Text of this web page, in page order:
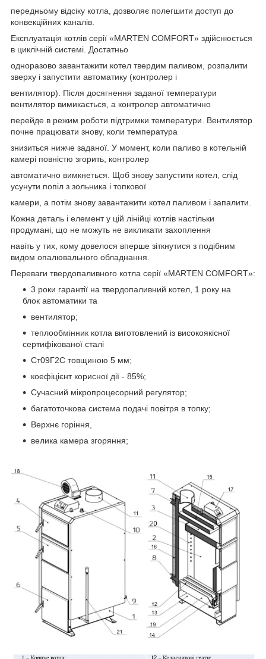
передньому відсіку котла, дозволяє полегшити доступ до
конвекційних каналів.
Експлуатація котлів серії «MARTEN COMFORT» здійснюється
в циклічній системі. Достатньо
одноразово завантажити котел твердим паливом, розпалити
зверху і запустити автоматику (контролер і
вентилятор). Після досягнення заданої температури
вентилятор вимикається, а контролер автоматично
перейде в режим роботи підтримки температури. Вентилятор
почне працювати знову, коли температура
знизиться нижче заданої. У момент, коли паливо в котельній
камері повністю згорить, контролер
автоматично вимкнеться. Щоб знову запустити котел, слід
усунути попіл з зольника і топкової
камери, а потім знову завантажити котел паливом і запалити.
Кожна деталь і елемент у цій лінійці котлів настільки
продумані, що не можуть не викликати захоплення
навіть у тих, кому довелося вперше зіткнутися з подібним
видом опалювального обладнання.
Переваги твердопаливного котла серії «MARTEN COMFORT»:
3 роки гарантії на твердопаливний котел, 1 року на
блок автоматики та
вентилятор;
теплообмінник котла виготовлений із високоякісної
сертифікованої сталі
Ст09Г2С товщиною 5 мм;
коефіцієнт корисної дії - 85%;
Сучасний мікропроцесорний регулятор;
багатоточкова система подачі повітря в топку;
Верхнє горіння,
велика камера згоряння;